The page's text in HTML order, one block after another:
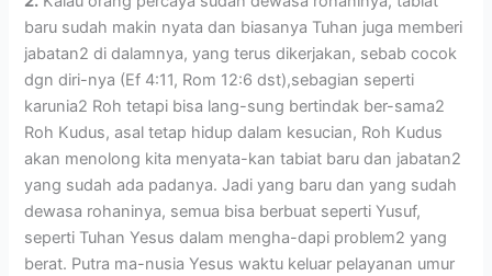
baru sudah makin nyata dan biasanya Tuhan juga memberi
jabatan2 di dalamnya, yang terus dikerjakan, sebab cocok
dgn diri-nya (Ef 4:11, Rom 12:6 dst),sebagian seperti
karunia2 Roh tetapi bisa lang-sung bertindak ber-sama2
Roh Kudus, asal tetap hidup dalam kesucian, Roh Kudus
akan menolong kita menyata-kan tabiat baru dan jabatan2
yang sudah ada padanya. Jadi yang baru dan yang sudah
dewasa rohaninya, semua bisa berbuat seperti Yusuf,
seperti Tuhan Yesus dalam mengha-dapi problem2 yang
berat. Putra ma-nusia Yesus waktu keluar pelayanan umur